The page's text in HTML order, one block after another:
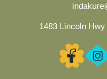
1483 Lincoln